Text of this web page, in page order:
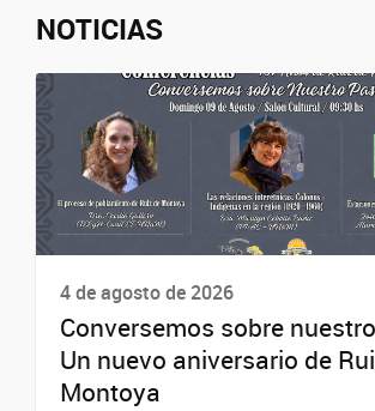
NOTICIAS
4 de agosto de 2026
Conversemos sobre
Un nuevo aniversario de
Montoya